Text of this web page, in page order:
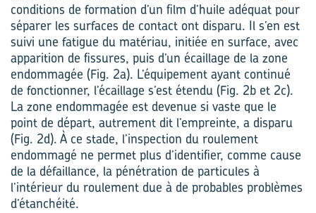
conditions de formation d’un film d’huile adéquat pour
séparer les surfaces de contact ont disparu. Il s’en est
suivi une fatigue du matériau, initiée en surface, avec
apparition de fissures, puis d’un écaillage de la zone
endommagée (Fig. 2a). L’équipement ayant continué
de fonctionner, l’écaillage s’est étendu (Fig. 2b et 2c).
La zone endommagée est devenue si vaste que le
point de départ, autrement dit l’empreinte, a disparu
(Fig. 2d). À ce stade, l’inspection du roulement
endommagé ne permet plus d’identifier, comme cause
de la défaillance, la pénétration de particules à
l’intérieur du roulement due à de probables problèmes
d’étanchéité.